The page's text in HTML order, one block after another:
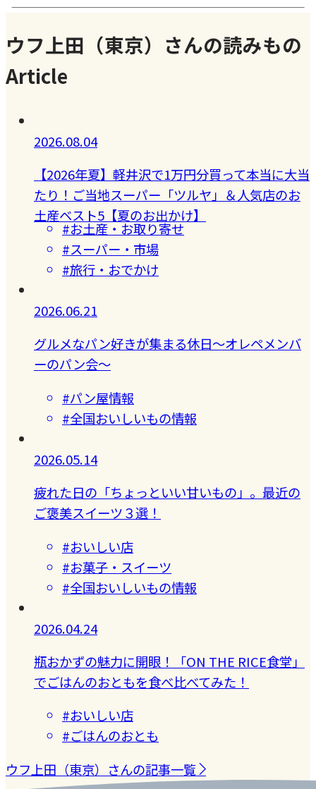
ウフ上田（東京）さんの読みもの
Article
2026.08.04
【2026年夏】軽井沢で1万円分買って本当に大当
たり！ご当地スーパー「ツルヤ」＆人気店のお
土産ベスト5【夏のお出かけ】
#お土産・お取り寄せ
#スーパー・市場
#旅行・おでかけ
2026.06.21
グルメなパン好きが集まる休日〜オレペメンバ
ーのパン会〜
#パン屋情報
#全国おいしいもの情報
2026.05.14
疲れた日の「ちょっといい甘いもの」。最近の
ご褒美スイーツ３選！
#おいしい店
#お菓子・スイーツ
#全国おいしいもの情報
2026.04.24
瓶おかずの魅力に開眼！「ON THE RICE食堂」
でごはんのおともを食べ比べてみた！
#おいしい店
#ごはんのおとも
ウフ上田（東京）さんの記事一覧